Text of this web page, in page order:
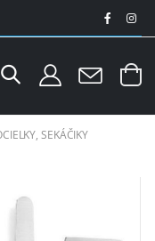
SEKÁČIKY